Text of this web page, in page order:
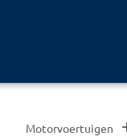
Motorvoertuigen